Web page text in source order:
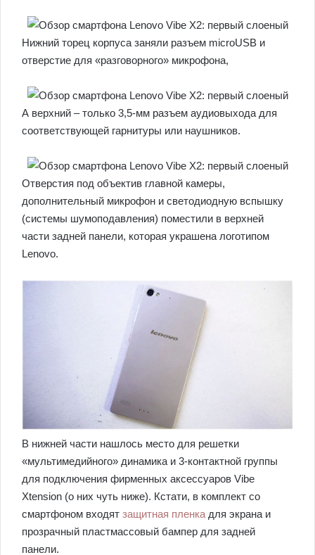
Нижний торец корпуса заняли разъем microUSB и
отверстие для «разговорного» микрофона,
А верхний – только 3,5-мм разъем аудиовыхода для
соответствующей гарнитуры или наушников.
Отверстия под объектив главной камеры,
дополнительный микрофон и светодиодную вспышку
(системы шумоподавления) поместили в верхней
части задней панели, которая украшена логотипом
Lenovo.
В нижней части нашлось место для решетки
«мультимедийного» динамика и 3-контактной группы
для подключения фирменных аксессуаров Vibe
Xtension (о них чуть ниже). Кстати, в комплект со
смартфоном входят защитная пленкадля экрана и
прозрачный пластмассовый бампер для задней
панели.